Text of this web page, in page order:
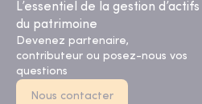
L’essentiel de la gestion
du patrimoine
Devenez partenaire,
contributeur ou posez-nous vos
questions
Nous contacter